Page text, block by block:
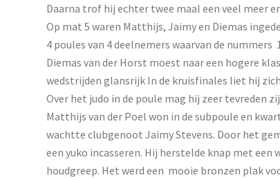
Daarna trof hij echter twee maal een veel meer
Op mat 5 waren Matthijs, Jaimy en Diemas
4 poules van 4 deelnemers waarvan de
Diemas van der Horst moest naar een hogere
wedstrijden glansrijk In de kruisfinales liet hij
Over het judo in de poule mag hij zeer tevreden
Matthijs van der Poel won in de subpoule en
wachtte clubgenoot Jaimy Stevens. Door het
een yuko incasseren. Hij herstelde knap met een
houdgreep. Het werd een mooie bronzen plak